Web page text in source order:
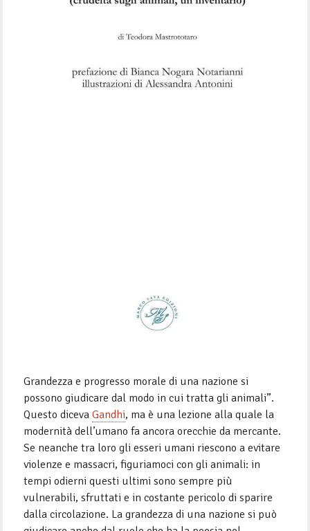
Grandezza e progresso morale di una nazione si
possono giudicare dal modo in cui tratta gli animali”.
Questo dicevaGandhi, ma è una lezione alla quale la
modernità dell’umano fa ancora orecchie da mercante.
Se neanche tra loro gli esseri umani riescono a evitare
violenze e massacri, figuriamoci con gli animali: in
tempi odierni questi ultimi sono sempre più
vulnerabili, sfruttati e in costante pericolo di sparire
dalla circolazione. La grandezza di una nazione si può